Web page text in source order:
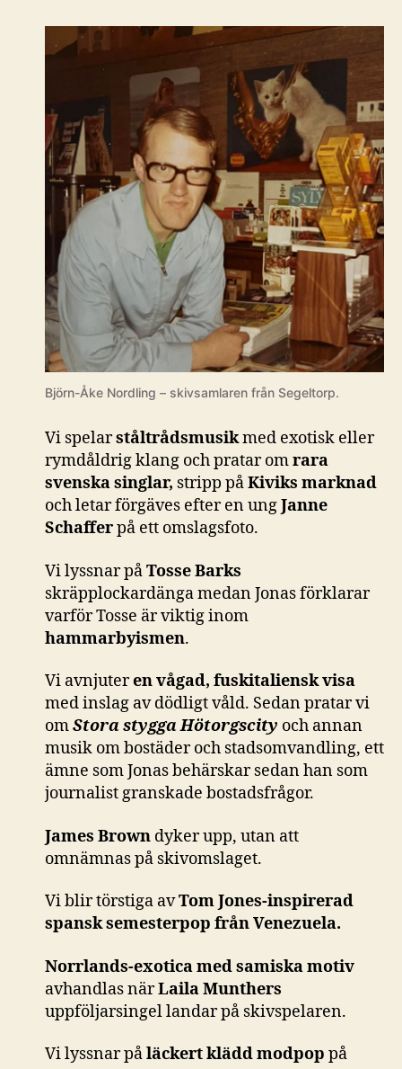
Björn-Åke Nordling – skivsamlaren från Segeltorp.
Vi spelarståltrådsmusikmed exotisk eller
rymdåldrig klang och pratar omrara
svenska singlar, stripp påKiviks marknad
och letar förgäves efter en ungJanne
Schafferpå ett omslagsfoto.
Vi lyssnar påTosse Barks
skräpplockardänga medan Jonas förklarar
varför Tosse är viktig inom
hammarbyismen.
Vi avnjuteren vågad, fuskitaliensk visa
med inslag av dödligt våld. Sedan pratar vi
omStora stygga Hötorgscity och annan
musik om bostäder och stadsomvandling, ett
ämne som Jonas behärskar sedan han som
journalist granskade bostadsfrågor.
James Brown dyker upp, utan att
omnämnas på skivomslaget.
Vi blir törstiga avTom Jones-inspirerad
spansk semesterpop från Venezuela.
Norrlands-exoticamed samiska motiv
avhandlas närLaila Munthers
uppföljarsingel landar på skivspelaren.
Vi lyssnar påläckert klädd modpop på